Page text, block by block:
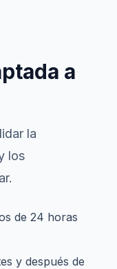
a
la
los
de 24 horas
y después de